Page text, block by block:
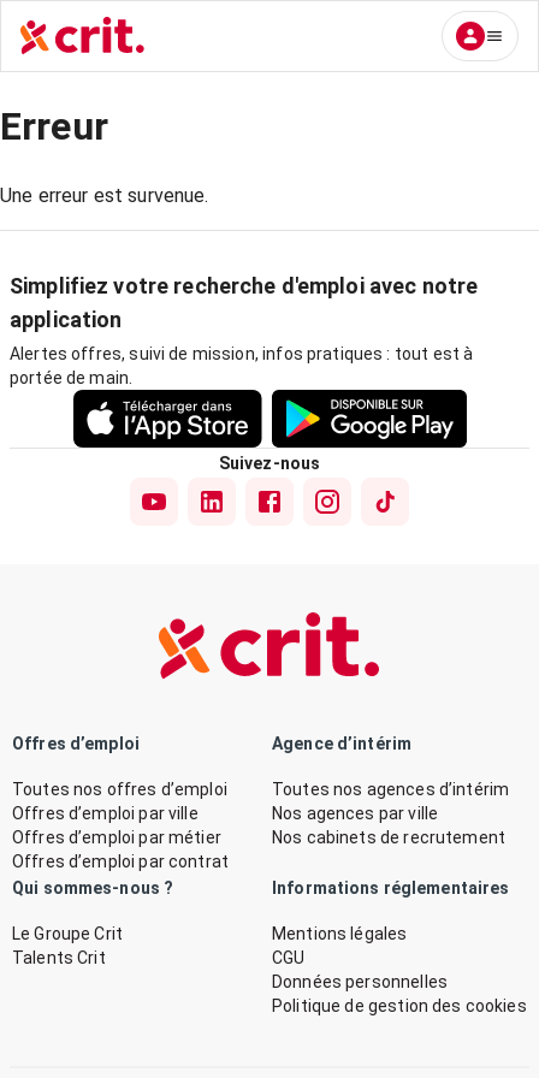
Erreur
Une erreur est survenue.
Simplifiez votre recherche d'emploi avec notre
application
Alertes offres, suivi de mission, infos pratiques : tout est à
portée de main.
Suivez-nous
Offres d’emploi
Toutes nos offres d’emploi
Offres d’emploi par ville
Offres d’emploi par métier
Offres d’emploi par contrat
Agence d’intérim
Toutes nos agences d’intérim
Nos agences par ville
Nos cabinets de recrutement
Qui sommes-nous ?
Le Groupe Crit
Talents Crit
Informations réglementaires
Mentions légales
CGU
Données personnelles
Politique de gestion des cookies